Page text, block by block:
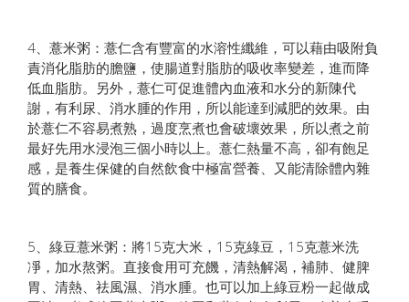
4、薏米粥：薏仁含有豐富的水溶性纖維，可以藉由吸附負
責消化脂肪的膽鹽，使腸道對脂肪的吸收率變差，進而降
低血脂肪。另外，薏仁可促進體內血液和水分的新陳代
謝，有利尿、消水腫的作用，所以能達到減肥的效果。由
於薏仁不容易煮熟，過度烹煮也會破壞效果，所以煮之前
最好先用水浸泡三個小時以上。薏仁熱量不高，卻有飽足
感，是養生保健的自然飲食中極富營養、又能清除體內雜
質的膳食。
5、綠豆薏米粥：將15克大米，15克綠豆，15克薏米洗
凈，加水熬粥。直接食用可充饑，清熱解渴，補肺、健脾
胃、清熱、祛風濕、消水腫。也可以加上綠豆粉一起做成